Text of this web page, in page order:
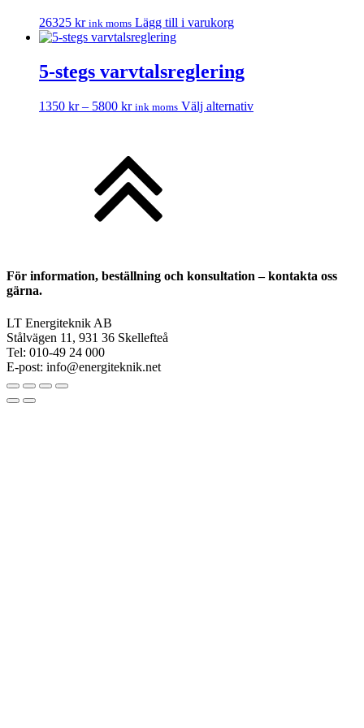
26325 kr ink moms Lägg till i varukorg
5‐stegs varvtalsreglering
1350 kr – 5800 krPrisintervall:
ink moms Välj alternativDen
produktsidan
För information, beställning och konsultation – kontakta oss
gärna.
LT Energiteknik AB
Stålvägen 11, 931 36 Skellefteå
Tel: 010-49 24 000
E-post: info@energiteknik.net